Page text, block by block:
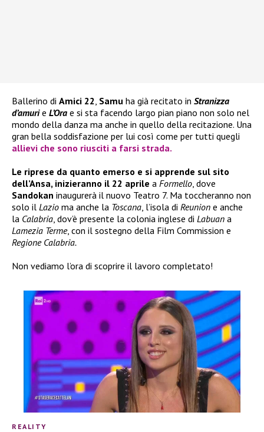
Ballerino di Amici 22, Samu ha già recitato in Stranizza
d’amurie L’Ora e si sta facendo largo pian piano non solo nel
mondo della danza ma anche in quello della recitazione. Una
gran bella soddisfazione per lui così come per tutti quegli
allievi che sono riusciti a farsi strada.
Le riprese da quanto emerso e si apprende sul sito
dell’Ansa, inizieranno il 22 aprile a Formello, dove
Sandokan inaugurerà il nuovo Teatro 7. Ma toccheranno non
solo il Lazio ma anche la Toscana, l’isola di Reunion e anche
la Calabria, dov’è presente la colonia inglese di Labuan a
Lamezia Terme, con il sostegno della Film Commission e
Regione Calabria.
Non vediamo l’ora di scoprire il lavoro completato!
REALITY